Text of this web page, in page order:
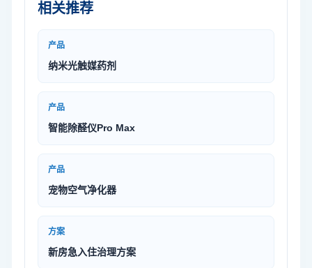
相关推荐
产品
纳米光触媒药剂
产品
智能除醛仪Pro Max
产品
宠物空气净化器
方案
新房急入住治理方案